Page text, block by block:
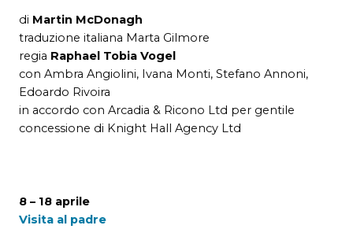
di Martin McDonagh
traduzione italiana Marta Gilmore
regia Raphael Tobia Vogel
con Ambra Angiolini, Ivana Monti, Stefano Annoni,
Edoardo Rivoira
in accordo con Arcadia & Ricono Ltd per gentile
concessione di Knight Hall Agency Ltd
8 – 18 aprile
Visita al padre